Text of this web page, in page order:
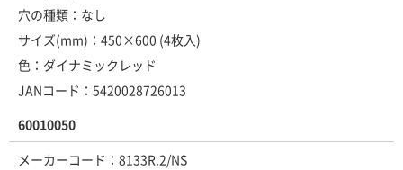
穴の種類：なし
サイズ(mm)：450×600 (4枚入)
色：ダイナミックレッド
JANコード：5420028726013
60010050
メーカーコード：8133R.2/NS